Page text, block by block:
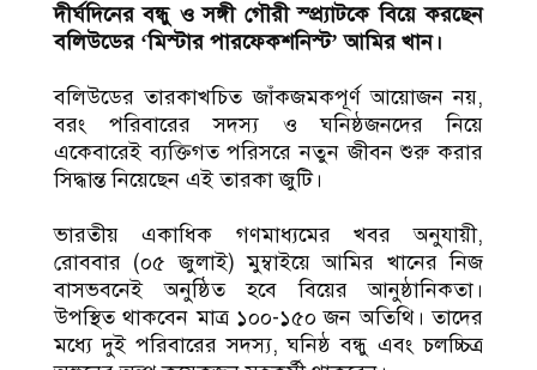
দীর্ঘদিনের বন্ধু ও সঙ্গী গৌরী স্প্র্যাটকে বিয়ে করছেন
বলিউডের ‘মিস্টার পারফেকশনিস্ট’ আমির খান।
বলিউডের তারকাখচিত জাঁকজমকপূর্ণ আয়োজন নয়,
বরং পরিবারের সদস্য ও ঘনিষ্ঠজনদের নিয়ে
একেবারেই ব্যক্তিগত পরিসরে নতুন জীবন শুরু করার
সিদ্ধান্ত নিয়েছেন এই তারকা জুটি।
ভারতীয় একাধিক গণমাধ্যমের খবর অনুযায়ী,
রোববার (০৫ জুলাই) মুম্বাইয়ে আমির খানের নিজ
বাসভবনেই অনুষ্ঠিত হবে বিয়ের আনুষ্ঠানিকতা।
উপস্থিত থাকবেন মাত্র ১০০-১৫০ জন অতিথি। তাদের
মধ্যে দুই পরিবারের সদস্য, ঘনিষ্ঠ বন্ধু এবং চলচ্চিত্র